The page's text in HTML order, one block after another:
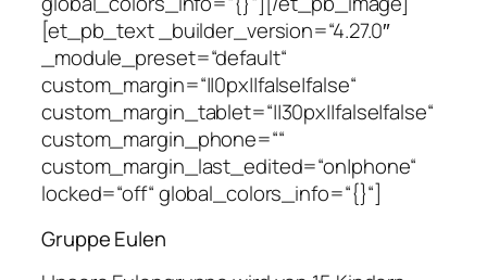
[et_pb_text _builder_version=“4.27.0″
_module_preset=“default“
custom_margin=“||0px||false|false“
custom_margin_tablet=“||30px||false|false“
custom_margin_phone=““
custom_margin_last_edited=“on|phone“
locked=“off“ global_colors_info=“{}“]
Gruppe Eulen